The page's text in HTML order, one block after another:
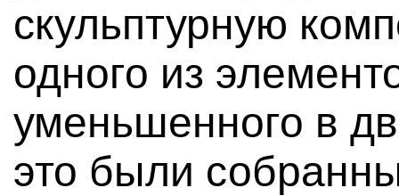
скульптурную
одного из
уменьшенного в
это были